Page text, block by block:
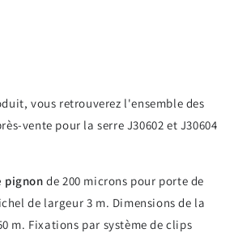
vous retrouverez l'ensemble des
vente pour la serre J30602 et J30604
pignon de 200 microns pour porte de
de largeur 3 m. Dimensions de la
m. Fixations par système de clips